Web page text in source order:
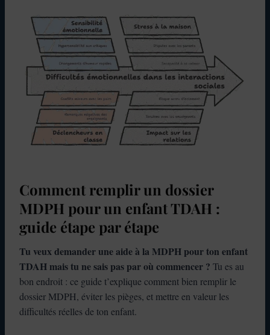
Comment remplir un dossier
MDPH pour un enfant TDAH :
guide étape par étape
Tu veux demander une aide à la MDPH pour ton enfant
TDAH mais tu ne sais pas par où commencer ? Tu es au
bon endroit : ce guide t’explique comment bien remplir le
dossier MDPH, éviter les pièges, et mettre en valeur les
difficultés réelles de ton enfant.